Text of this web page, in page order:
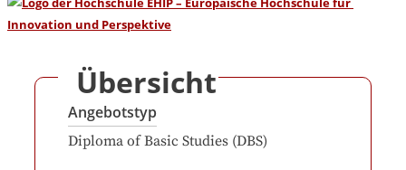
Übersicht
Angebotstyp
Diploma of Basic Studies (DBS)